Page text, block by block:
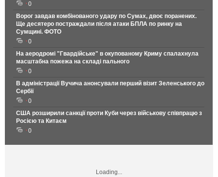
0
Ворог завдав комбінованого удару по Сумах, двоє поранених.
Ще десятеро постраждали після атаки БПЛА по ринку на
Сумщині. ФОТО
0
На аеродромі "Гвардійське" в окупованому Криму спалахнула
масштабна пожежа на складі пального
0
В адміністрації Вучича анонсували перший візит Зеленського до
Сербії
0
США розширили санкції проти Куби через військову співпрацю з
Росією та Китаєм
0
Loading...